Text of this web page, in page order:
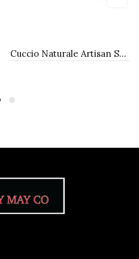
Cuccio Naturale Artisan Shea & Vetiver Micro Exfoliation Scrub, 16 oz